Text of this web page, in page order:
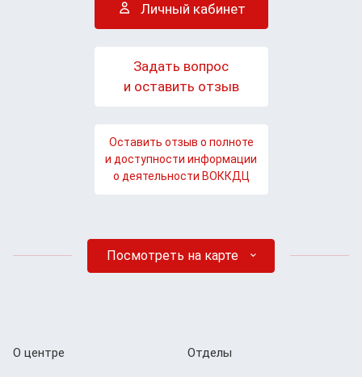
Личный кабинет
Задать вопрос
и оставить отзыв
Оставить отзыв о полноте
и доступности информации
о деятельности ВОККДЦ
Посмотреть на карте
О центре Отделы